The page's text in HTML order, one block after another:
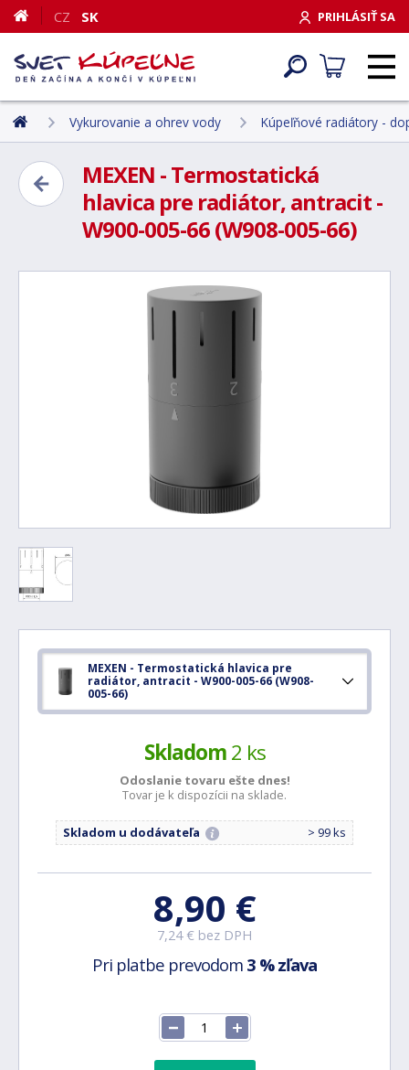
PRIHLÁSIŤ SA
CZ SK
Vykurovanie a ohrev vody Kúpeľňové radiátory -
MEXEN - Termostatická
hlavica pre radiátor, antracit -
W900-005-66 (W908-005-66)
MEXEN - Termostatická hlavica pre
radiátor, antracit - W900-005-66 (W908-
005-66)
Skladom2 ks
Odoslanie tovaru ešte dnes!
Tovar je k dispozícii na sklade.
Skladom u dodávateľa > 99 ks
8,90 €
7,24 € bez DPH
Pri platbe prevodom 3 % zľava